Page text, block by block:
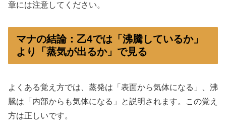
章には注意してください。
マナの結論：乙4では「沸騰しているか」
より「蒸気が出るか」で見る
よくある覚え方では、蒸発は「表面から気体になる」、沸
騰は「内部からも気体になる」と説明されます。この覚え
方は正しいです。